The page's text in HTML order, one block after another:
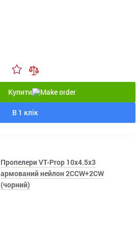
Купити
В 1 клік
Пропелери VT-Prop 10x4.5x3
армований нейлон 2CCW+2CW
(чорний)